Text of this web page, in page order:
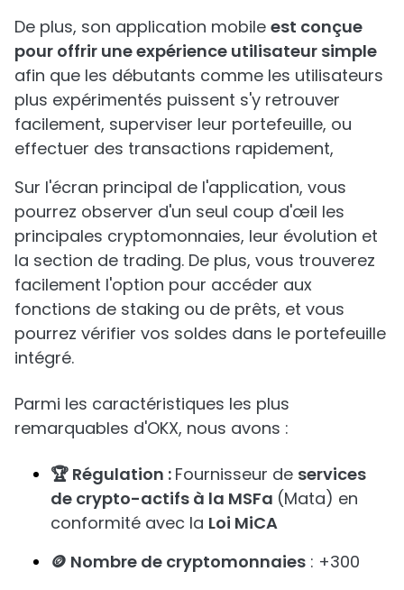
De plus, son application mobile est conçue
pour offrir une expérience utilisateur simple
afin que les débutants comme les utilisateurs
plus expérimentés puissent s'y retrouver
facilement, superviser leur portefeuille, ou
effectuer des transactions rapidement,
Sur l'écran principal de l'application, vous
pourrez observer d'un seul coup d'œil les
principales cryptomonnaies, leur évolution et
la section de trading. De plus, vous trouverez
facilement l'option pour accéder aux
fonctions de staking ou de prêts, et vous
pourrez vérifier vos soldes dans le portefeuille
intégré.
Parmi les caractéristiques les plus
remarquables d'OKX, nous avons :
🏆 Régulation : Fournisseur de services
de crypto-actifs à la MSFa (Mata) en
conformité avec la Loi MiCA
🪙 Nombre de cryptomonnaies : +300